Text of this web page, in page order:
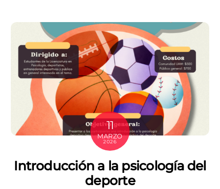
11
MARZO
2026
Introducción a la psicología del
deporte